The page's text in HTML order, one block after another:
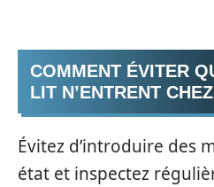
COMMENT ÉVITER
LIT N’ENTRENT
Évitez d’introduire des
état et inspectez